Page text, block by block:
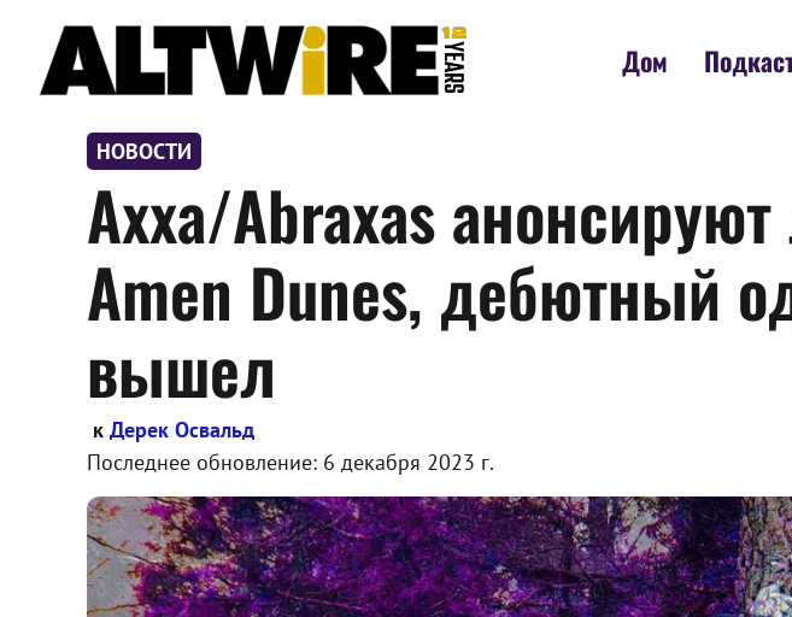
содержимому
Дом
НОВОСТИ
Axxa/Abraxas
Amen Dunes, дебютный
вышел
к Дерек Освальд
Последнее обновление: 6 декабря 2023 г.